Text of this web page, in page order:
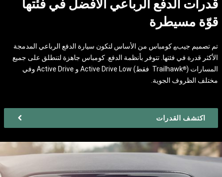
قدرات الدفع الرباعي الأفضل في فئتها
قوّة مسيطرة
تم تصميم جيب® كومباس من الأساس لتكون سيارة الدفع الرباعي المدمجة
الأكثر قدرة في فئتها. تتوفر بأنظمة الدفع. كومباس جاهزة لتنطلق على جميع
المسارات (®
Trailhawk فقط) Active Drive Low و Active Drive وفي
مختلف الظروف الجوية.
اكتشف القدرات